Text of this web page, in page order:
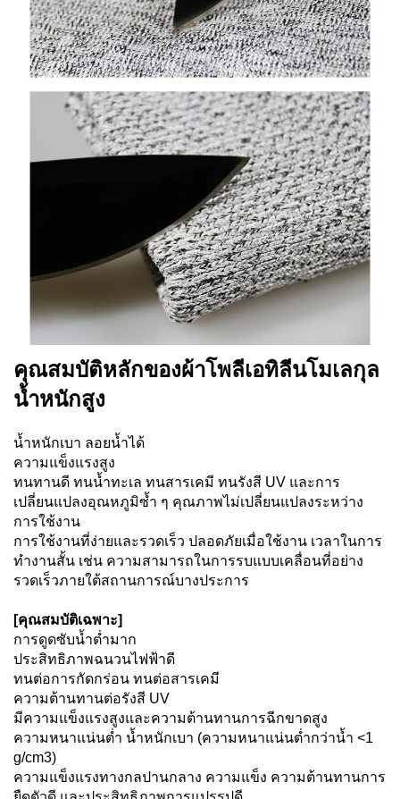
คุณสมบัติหลักของผ้าโพลีเอทิลีนโมเลกุล
น้ำหนักสูง
น้ำหนักเบา ลอยน้ำได้
ความแข็งแรงสูง
ทนทานดี ทนน้ำทะเล ทนสารเคมี ทนรังสี UV และการ
เปลี่ยนแปลงอุณหภูมิซ้ำ ๆ คุณภาพไม่เปลี่ยนแปลงระหว่าง
การใช้งาน
การใช้งานที่ง่ายและรวดเร็ว ปลอดภัยเมื่อใช้งาน เวลาในการ
ทำงานสั้น เช่น ความสามารถในการรบแบบเคลื่อนที่อย่าง
รวดเร็วภายใต้สถานการณ์บางประการ
[คุณสมบัติเฉพาะ]
การดูดซับน้ำต่ำมาก
ประสิทธิภาพฉนวนไฟฟ้าดี
ทนต่อการกัดกร่อน ทนต่อสารเคมี
ความต้านทานต่อรังสี UV
มีความแข็งแรงสูงและความต้านทานการฉีกขาดสูง
ความหนาแน่นต่ำ น้ำหนักเบา (ความหนาแน่นต่ำกว่าน้ำ <1
g/cm3)
ความแข็งแรงทางกลปานกลาง ความแข็ง ความต้านทานการ